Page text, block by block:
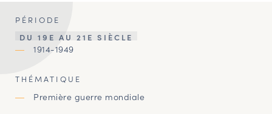
PÉRIODE
DU 19E AU 21E SIÈCLE
1914-1949
THÉMATIQUE
Première guerre mondiale